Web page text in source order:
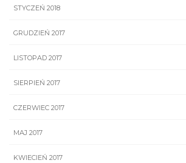
STYCZEŃ 2018
GRUDZIEŃ 2017
LISTOPAD 2017
SIERPIEŃ 2017
CZERWIEC 2017
MAJ 2017
KWIECIEŃ 2017